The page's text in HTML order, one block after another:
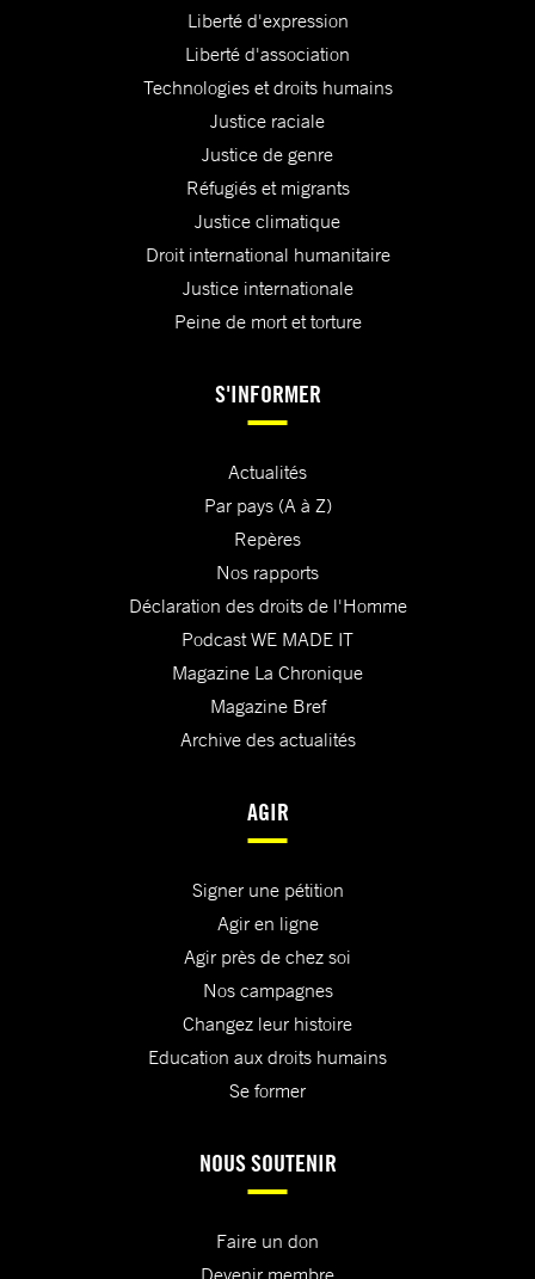
Liberté d'expression
Liberté d'association
Technologies et droits humains
Justice raciale
Justice de genre
Réfugiés et migrants
Justice climatique
Droit international humanitaire
Justice internationale
Peine de mort et torture
S'INFORMER
Actualités
Par pays (A à Z)
Repères
Nos rapports
Déclaration des droits de l'Homme
Podcast WE MADE IT
Magazine La Chronique
Magazine Bref
Archive des actualités
AGIR
Signer une pétition
Agir en ligne
Agir près de chez soi
Nos campagnes
Changez leur histoire
Education aux droits humains
Se former
NOUS SOUTENIR
Faire un don
Devenir membre